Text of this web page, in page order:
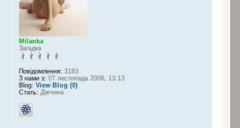
Milanka
Загадка
Повідомлення: 3183
З нами з: 07 листопада 2008, 13:13
Blog: View Blog (0)
Стать: Дівчина